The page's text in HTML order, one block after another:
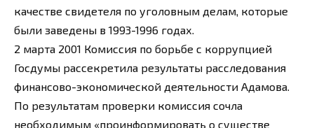
качестве свидетеля по уголовным делам, которые
были заведены в 1993-1996 годах.
2 марта 2001 Комиссия по борьбе с коррупцией
Госдумы рассекретила результаты расследования
финансово-экономической деятельности Адамова.
По результатам проверки комиссия сочла
необходимым «проинформировать о существе